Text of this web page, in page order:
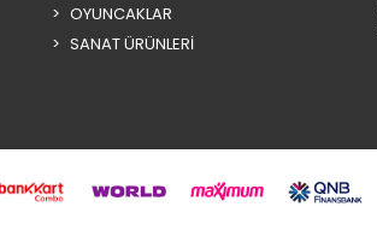
OYUNCAKLAR
SANAT ÜRÜNLERİ